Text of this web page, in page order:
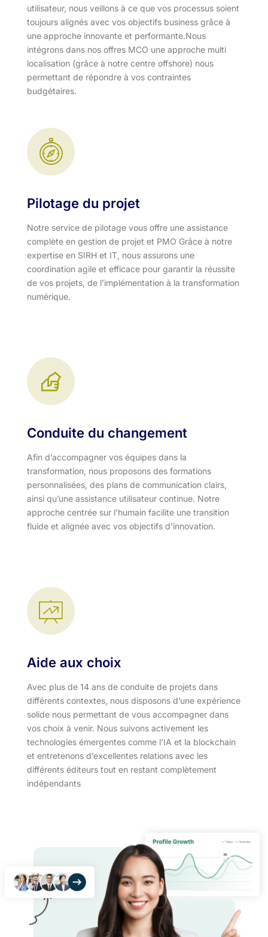
utilisateur, nous veillons à ce que vos processus soient
toujours alignés avec vos objectifs business grâce à
une approche innovante et performante.​ Nous
intégrons dans nos offres MCO une approche multi
localisation (grâce à notre centre offshore) nous
permettant de répondre à vos contraintes
budgétaires.
Pilotage du projet
Notre service de pilotage vous offre une assistance
complète en gestion de projet et PMO Grâce à notre
expertise en SIRH et IT, nous assurons une
coordination agile et efficace pour garantir la réussite
de vos projets, de l’implémentation à la transformation
numérique.
Conduite du changement
Afin d’accompagner vos équipes dans la
transformation, nous proposons des formations
personnalisées, des plans de communication clairs,
ainsi qu’une assistance utilisateur continue. Notre
approche centrée sur l'humain facilite une transition
fluide et alignée avec vos objectifs d'innovation.​
Aide aux choix
Avec plus de 14 ans de conduite de projets dans
différents contextes, nous disposons d’une expérience
solide nous permettant de vous accompagner dans
vos choix à venir. Nous suivons activement les
technologies émergentes comme l’IA et la blockchain
et entretenons d’excellentes relations avec les
différents éditeurs tout en restant complètement
indépendants